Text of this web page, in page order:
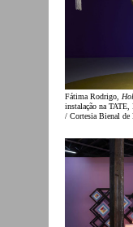
Fátima Rodrigo,
instalação na
/ Cortesia Bienal de